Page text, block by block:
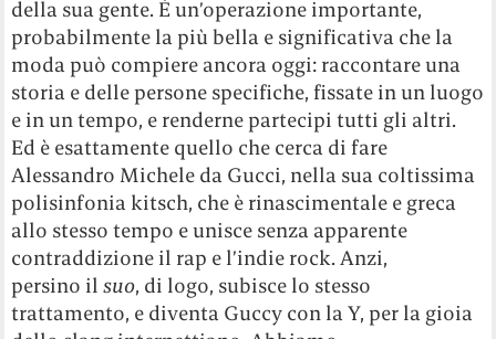
della sua gente. È un’operazione importante,
probabilmente la più bella e significativa che la
moda può compiere ancora oggi: raccontare una
storia e delle persone specifiche, fissate in un luogo
e in un tempo, e renderne partecipi tutti gli altri.
Ed è esattamente quello che cerca di fare
Alessandro Michele da Gucci, nella sua coltissima
polisinfonia kitsch, che è rinascimentale e greca
allo stesso tempo e unisce senza apparente
contraddizione il rap e l’indie rock. Anzi,
persino ilsuo, di logo, subisce lo stesso
trattamento, e diventa Guccy con la Y, per la gioia